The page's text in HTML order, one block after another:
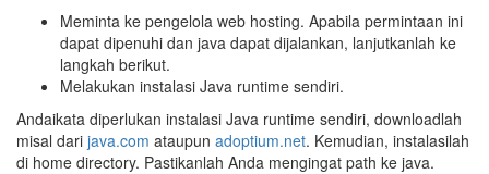
Meminta ke pengelola web hosting. Apabila permintaan ini
dapat dipenuhi dan java dapat dijalankan, lanjutkanlah ke
langkah berikut.
Melakukan instalasi Java runtime sendiri.
Andaikata diperlukan instalasi Java runtime sendiri, downloadlah
misal dari java.com ataupun adoptium.net. Kemudian, instalasilah
di home directory. Pastikanlah Anda mengingat path ke java.